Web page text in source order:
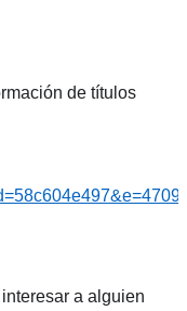
de títulos
a alguien